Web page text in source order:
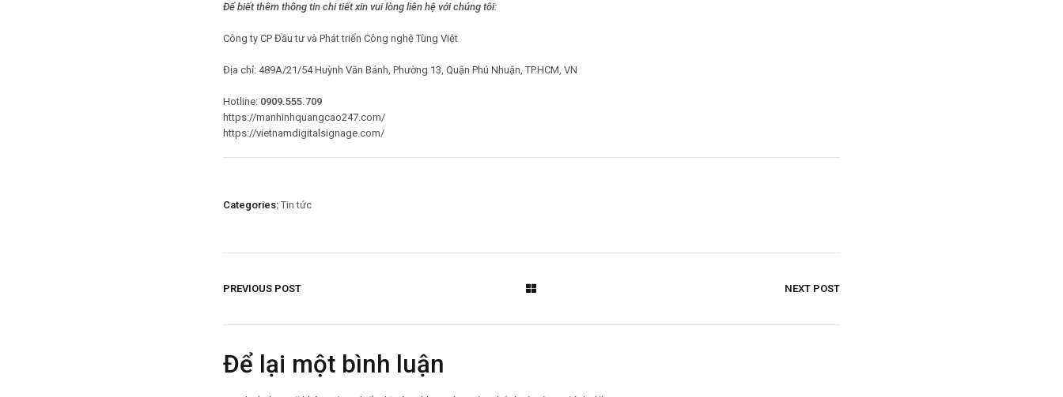
Để biết thêm thông tin chi tiết xin vui lòng liên hệ với chúng tôi:
Công ty CP Đầu tư và Phát triển Công nghệ Tùng Việt
Địa chỉ: 489A/21/54 Huỳnh Văn Bánh, Phường 13, Quận Phú Nhuận, TP.HCM, VN
Hotline: 0909.555.709
https://manhinhquangcao247.com/
https://vietnamdigitalsignage.com/
Categories: Tin tức
PREVIOUS POST NEXT POST
Để lại một bình luận